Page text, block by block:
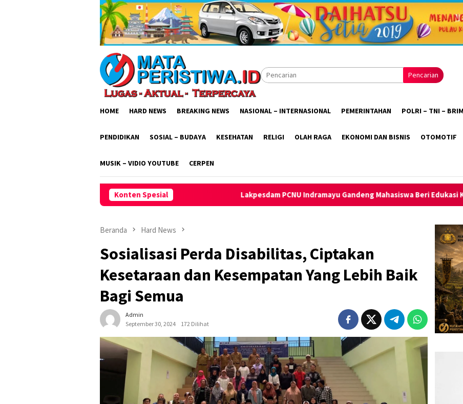
Pencarian
HOME HARD NEWS BREAKING NEWS NASIONAL – INTERNASIONAL PEMERINTAHAN POLRI – TNI –
PENDIDIKAN SOSIAL – BUDAYA KESEHATAN RELIGI OLAH RAGA EKONOMI DAN BISNIS OTOMOTIF
MUSIK – VIDIO YOUTUBE CERPEN
Konten SpesialLakpesdam PCNU Indramayu Gandeng Mahasiswa Beri Edukasi Kesehatan Reproduksi
Beranda Hard News
Sosialisasi Perda Disabilitas, Ciptakan
Kesetaraan dan Kesempatan Yang Lebih Baik
Bagi Semua
Admin
September 30, 2024
172 Dilihat